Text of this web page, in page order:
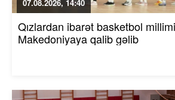
07.08.2026, 14:40
Qızlardan ibarət basketbol
Makedoniyaya qalib gəlib